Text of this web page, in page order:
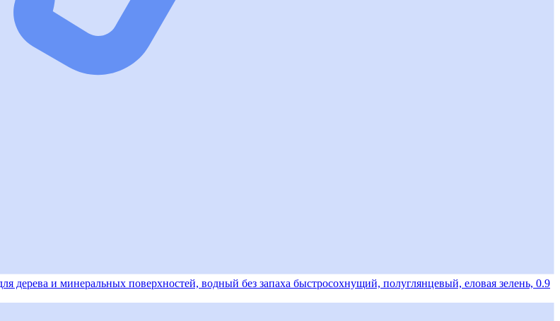
и минеральных поверхностей, водный без запаха быстросохнущий, полуглянцевый, еловая зелень, 0.9